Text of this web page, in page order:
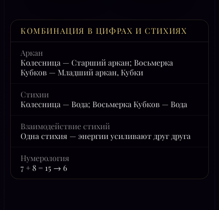
КОМБИНАЦИЯ В ЦИФРАХ И СТИХИЯХ
Аркан
Колесница — Старший аркан; Восьмерка
Кубков — Младший аркан, Кубки
Стихии
Колесница — Вода; Восьмерка Кубков — Вода
Взаимодействие стихий
Одна стихия — энергии усиливают друг друга
Нумерология
7 + 8 = 15 → 6